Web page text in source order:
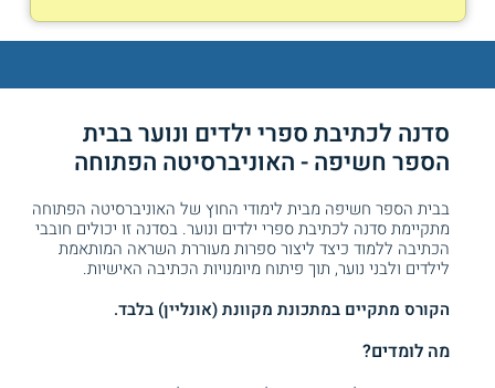
סדנה לכתיבת ספרי ילדים ונוער בבית
הספר חשיפה - האוניברסיטה הפתוחה
בבית הספר חשיפה מבית לימודי החוץ של האוניברסיטה הפתוחה
מתקיימת סדנה לכתיבת ספרי ילדים ונוער. בסדנה זו יכולים חובבי
הכתיבה ללמוד כיצד ליצור ספרות מעוררת השראה המותאמת
לילדים ולבני נוער, תוך פיתוח מיומנויות הכתיבה האישיות.
הקורס מתקיים במתכונת מקוונת (אונליין) בלבד.
מה לומדים?